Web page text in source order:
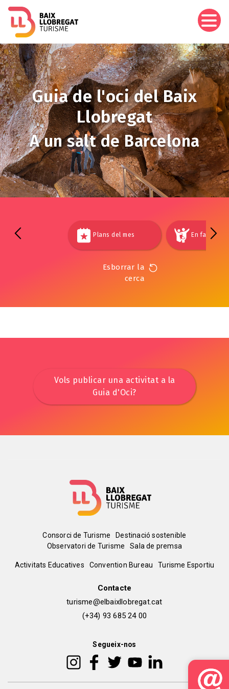
Imagen
Guia de l'oci del Baix
Llobregat
A un salt de Barcelona
Plans del mes En família
Esborrar la
cerca
Vols publicar una activitat a la
Guia d'Oci?
Menú
del
Consorci de Turisme
Destinació sostenible
Observatori de Turisme
Sala de premsa
Peu
Activitats Educatives Convention Bureau Turisme Esportiu
Contacte
turisme@elbaixllobregat.cat
(+34) 93 685 24 00
Segueix-nos